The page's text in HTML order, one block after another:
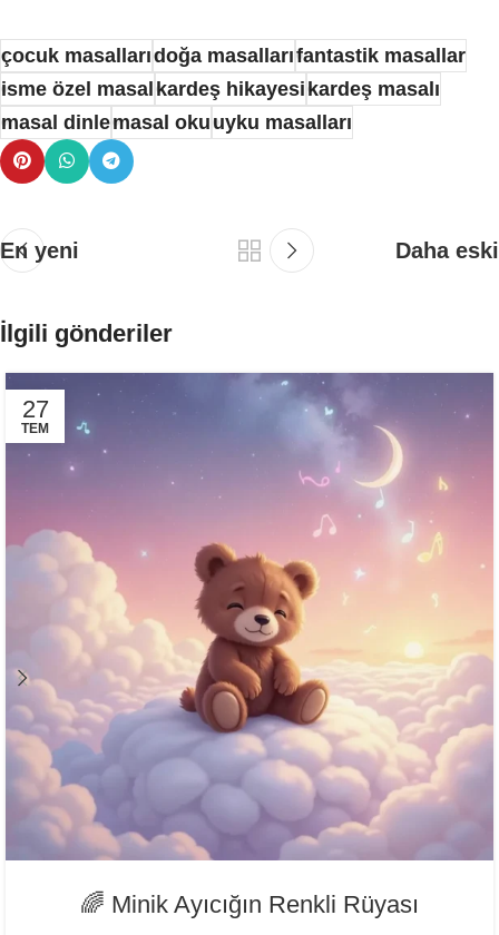
çocuk masallarıdoğa masallarıfantastik masallar
isme özel masal kardeş hikayesikardeş masalı
masal dinlemasal okuuyku masalları
En yeni Daha eski
İlgili gönderiler
27
TEM
🌈 Minik Ayıcığın Renkli Rüyası